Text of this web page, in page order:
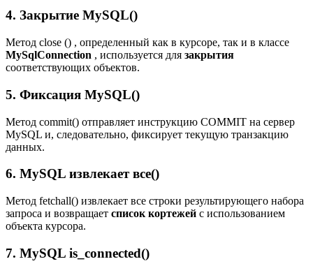
4. Закрытие MySQL()
Метод close () , определенный как в курсоре, так и в классе
MySqlConnection , используется для закрытия
соответствующих объектов.
5. Фиксация MySQL()
Метод commit() отправляет инструкцию COMMIT на сервер
MySQL и, следовательно, фиксирует текущую транзакцию
данных.
6. MySQL извлекает все()
Метод fetchall() извлекает все строки результирующего набора
запроса и возвращает список кортежей с использованием
объекта курсора.
7. MySQL is_connected()